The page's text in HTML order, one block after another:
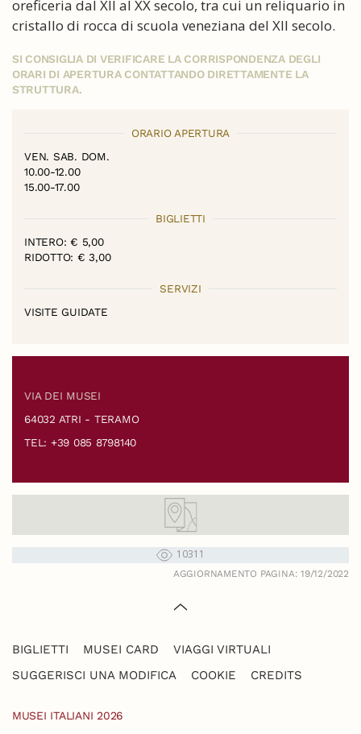
oreficeria dal XII al XX secolo, tra cui un reliquario in
cristallo di rocca di scuola veneziana del XII secolo.
SI CONSIGLIA DI VERIFICARE LA CORRISPONDENZA DEGLI
ORARI DI APERTURA CONTATTANDO DIRETTAMENTE LA
STRUTTURA.
ORARIO APERTURA
VEN. SAB. DOM.
10.00-12.00
15.00-17.00
BIGLIETTI
INTERO: € 5,00
RIDOTTO: € 3,00
SERVIZI
VISITE GUIDATE
VIA DEI MUSEI
64032 ATRI - TERAMO
TEL: +39 085 8798140
10311
AGGIORNAMENTO PAGINA: 19/12/2022
BIGLIETTI MUSEI CARD
VIAGGI VIRTUALI
SUGGERISCI UNA MODIFICA
COOKIE CREDITS
MUSEI ITALIANI 2026